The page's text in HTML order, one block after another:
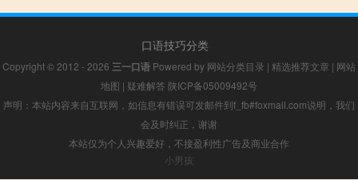
口语技巧分类
Copyright © 2012 - 2026 三一口语 Powered by 网站分类目录 | 精选推荐文章 | 网站
地图 | 疑难解答 陕ICP备05009492号
声明：本站内容来自互联网，如信息有错误可发邮件到f_fb#foxmail.com说明，我们
会及时纠正，谢谢
本站仅为个人兴趣爱好，不接盈利性广告及商业合作
小男孩